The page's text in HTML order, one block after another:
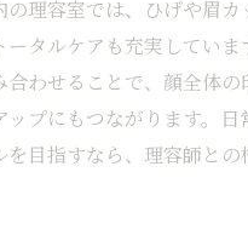
の理容室では、ひげや眉カ
ータルケアも充実していま
合わせることで、顔全体の
ップにもつながります。日
を目指すなら、理容師との